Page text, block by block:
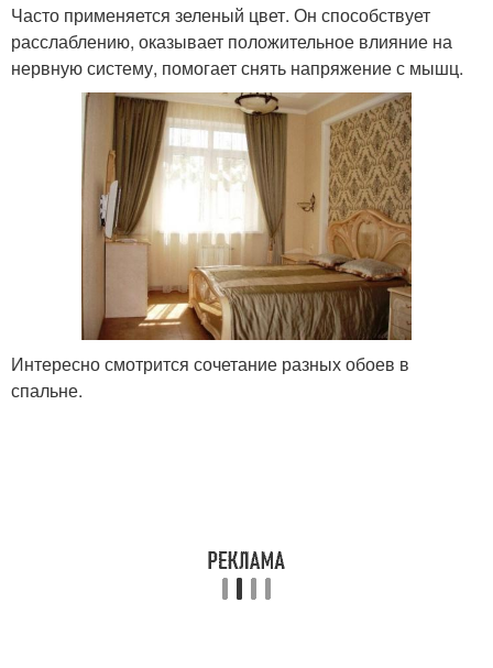
Часто применяется зеленый цвет. Он способствует
расслаблению, оказывает положительное влияние на
нервную систему, помогает снять напряжение с мышц.
Интересно смотрится сочетание разных обоев в
спальне.